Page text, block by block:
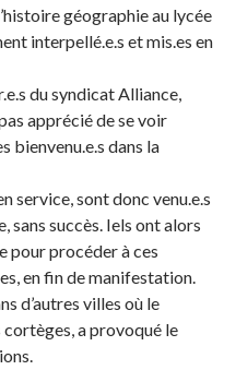
géographie au lycée
interpellé.e.s et mis.es en
du syndicat Alliance,
apprécié de se voir
bienvenu.e.s dans la
service, sont donc venu.e.s
sans succès. Iels ont alors
pour procéder à ces
en fin de manifestation.
d’autres villes où le
a provoqué le